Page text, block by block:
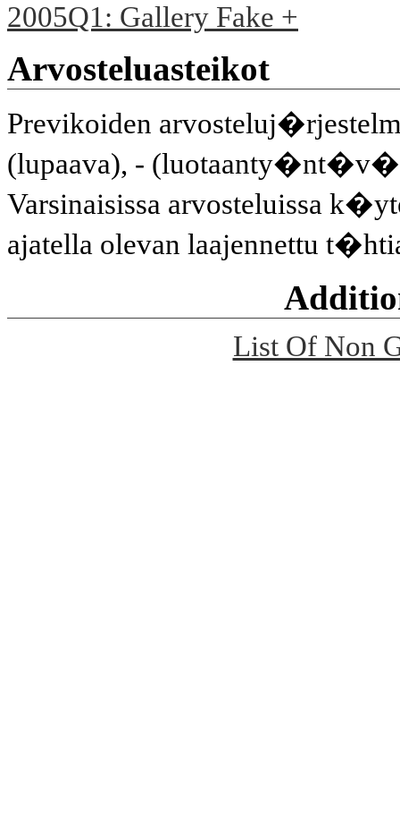
2005Q1: Gallery Fake +
Arvosteluasteikot
Previkoiden
(lupaava), -
Varsinaisissa arvosteluissa
ajatella olevan laajennettu
List Of Non